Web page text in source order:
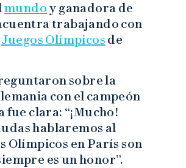
mundo y ganadora de
trabajando con
Juegos Olímpicos de
sobre la
con el campeón
clara: “¡Mucho!
hablaremos al
Olímpicos en París son
es un honor”.